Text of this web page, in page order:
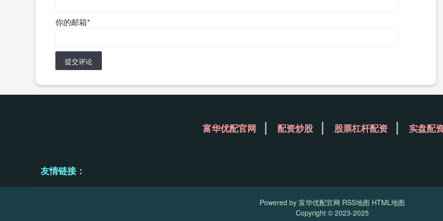
你的邮箱*
提交评论
富华优配官网 配资炒股 股票杠杆配资 实盘配
友情链接：
Powered by 富华优配官网 RSS地图 HTML地图
Copyright © 2023-2025